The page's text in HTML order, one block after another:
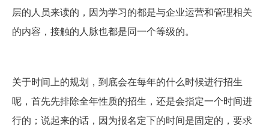
层的人员来读的，因为学习的都是与企业运营和管理相关
的内容，接触的人脉也都是同一个等级的。
关于时间上的规划，到底会在每年的什么时候进行招生
呢，首先先排除全年性质的招生，还是会指定一个时间进
行的；说起来的话，因为报名定下的时间是固定的，要求